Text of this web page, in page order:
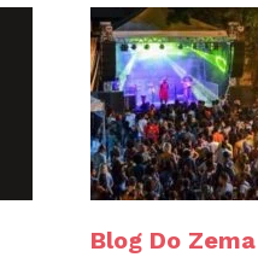
Blog Do